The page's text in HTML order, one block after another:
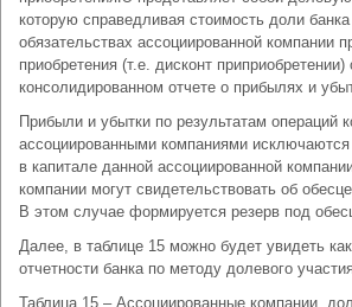
которую справедливая стоимость доли
обязательствах ассоциированной компании
приобретения (т.е. дисконт
консолидированном отчете о прибылях и
Прибыли и убытки по результатам операций
ассоциированными компаниями
в капитале данной ассоциированной
компании могут свидетельствовать об
В этом случае формируется резерв под
Далее, в таблице 15 можно будет увидеть
отчетности банка по методу долевого
Таблица 15 – Ассоциированные компании,